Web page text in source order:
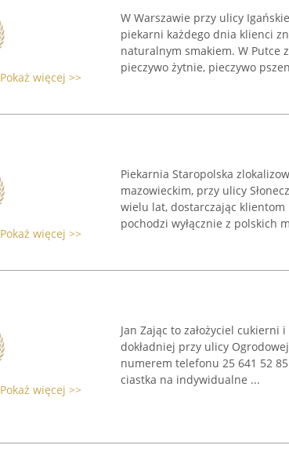
Pokaż więcej >>
W Warszawie przy ulicy
piekarni każdego dnia klienci
naturalnym smakiem. W Putce
pieczywo żytnie, pieczywo
Pokaż więcej >>
Piekarnia Staropolska
mazowieckim, przy ulicy
wielu lat, dostarczając
pochodzi wyłącznie z polskich
Pokaż więcej >>
Jan Zając to założyciel
dokładniej przy ulicy
numerem telefonu 25 641 52
ciastka na indywidualne ...